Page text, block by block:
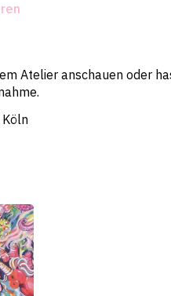
Atelier anschauen oder